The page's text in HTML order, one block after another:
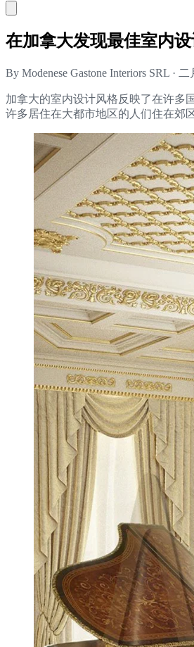
在加拿大发现最佳室内
By Modenese Gastone Interiors SRL · 二
加拿大的室内设计风格反映了在许多
许多居住在大都市地区的人们住在郊